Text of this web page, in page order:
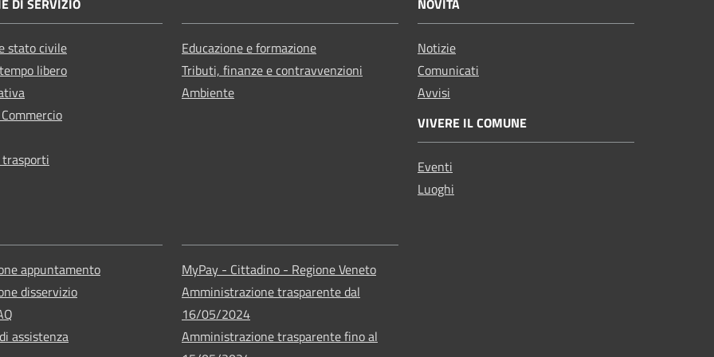
stato civile
libero
Educazione e formazione
Tributi, finanze e contravvenzioni
Ambiente
Notizie
Comunicati
Avvisi
VIVERE IL COMUNE
Eventi
Luoghi
appuntamento
disservizio
assistenza
MyPay - Cittadino - Regione Veneto
Amministrazione trasparente dal
16/05/2024
Amministrazione trasparente fino al